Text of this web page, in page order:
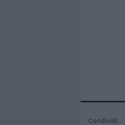
Condividi: